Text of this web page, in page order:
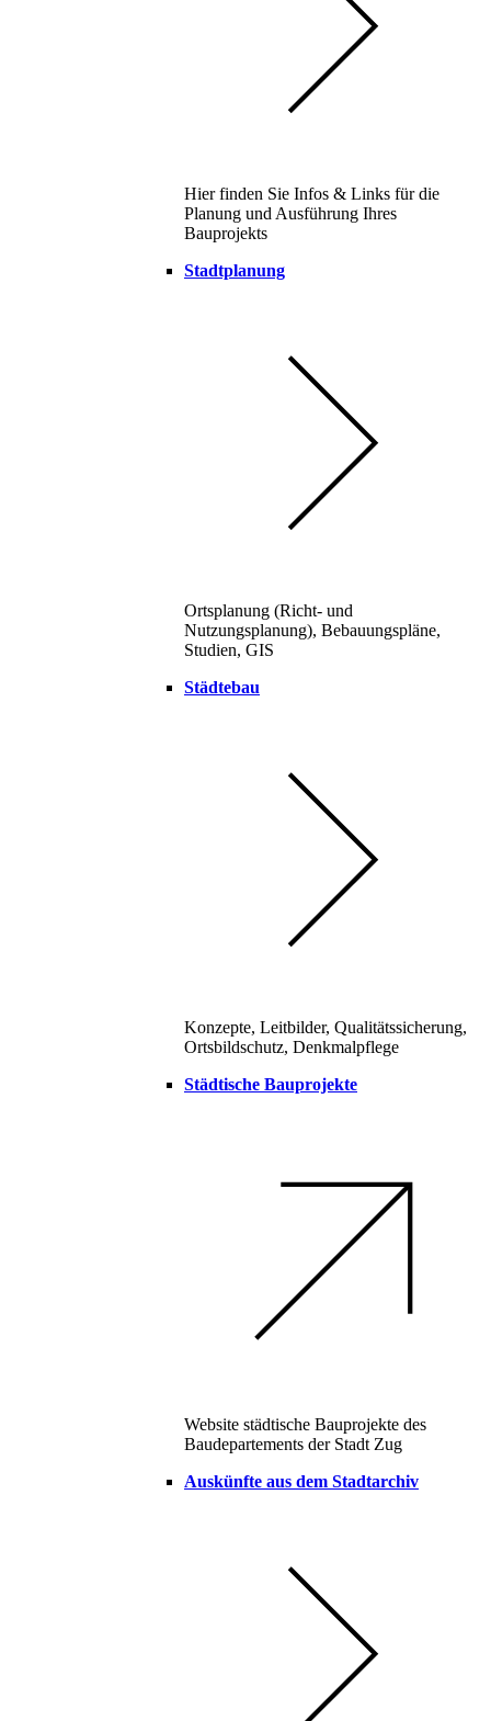
Hier finden Sie Infos & Links für die
Planung und Ausführung Ihres
Bauprojekts
Stadtplanung
Ortsplanung (Richt- und
Nutzungsplanung), Bebauungspläne,
Studien, GIS
Städtebau
Konzepte, Leitbilder, Qualitätssicherung,
Ortsbildschutz, Denkmalpflege
Städtische Bauprojekte
Website städtische Bauprojekte des
Baudepartements der Stadt Zug
Auskünfte aus dem Stadtarchiv